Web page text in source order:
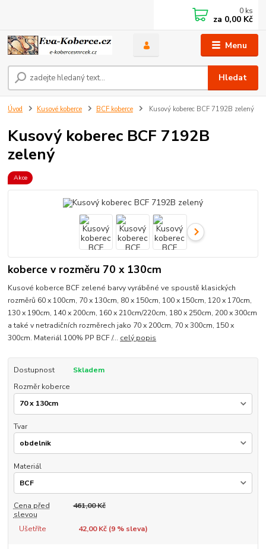
Menu
Hledat
0 ks
za 0,00 Kč
Úvod Kusové koberce BCF koberce Kusový koberec BCF 7192B zelený
Kusový koberec BCF 7192B
zelený
Akce
koberce v rozměru 70 x 130cm
Kusové koberce BCF zelené barvy vyráběné ve spoustě klasických
rozměrů 60 x 100cm, 70 x 130cm, 80 x 150cm, 100 x 150cm, 120 x 170cm,
130 x 190cm, 140 x 200cm, 160 x 210cm/220cm, 180 x 250cm, 200 x 300cm
a také v netradičních rozměrech jako 70 x 200cm, 70 x 300cm, 150 x
300cm. Materiál 100% PP BCF /... celý popis
Dostupnost
Skladem
Rozměr koberce
Tvar
Materiál
Cena před
slevou
461,00 Kč
Ušetříte 42,00 Kč (9% sleva)